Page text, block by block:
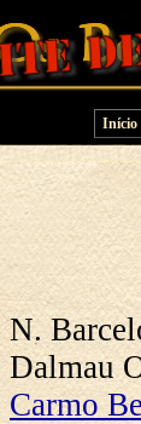
Início
N.
Dalmau
Carmo